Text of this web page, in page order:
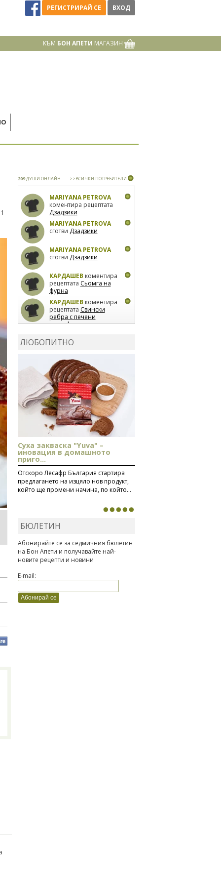
РЕГИСТРИРАЙ СЕ ВХОД
КЪМ БОН АПЕТИ МАГАЗИН
209ДУШИ ОНЛАЙН >>ВСИЧКИ ПОТРЕБИТЕЛИ
MARIYANA PETROVA
коментира рецептата
Дзадзики
MARIYANA PETROVA
сготви Дзадзики
MARIYANA PETROVA
сготви Дзадзики
КАРДАШЕВ коментира
рецептата Сьомга на
фурна
КАРДАШЕВ коментира
рецептата Свински
ребра с печени
картофи
лимон
коментира рецептата
Киноа със зеленчуци
ЛЮБОПИТНО
Суха закваска "Yuva" –
иновация в домашното
приго...
Отскоро Лесафр България стартира
предлагането на изцяло нов продукт,
който ще промени начина, по който...
БЮЛЕТИН
Абонирайте се за седмичния бюлетин
на Бон Апети и получавайте най-
новите рецепти и новини
E-mail: